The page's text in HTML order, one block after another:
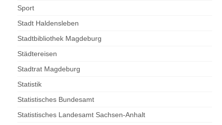
Sport
Stadt Haldensleben
Stadtbibliothek Magdeburg
Städtereisen
Stadtrat Magdeburg
Statistik
Statistisches Bundesamt
Statistisches Landesamt Sachsen-Anhalt